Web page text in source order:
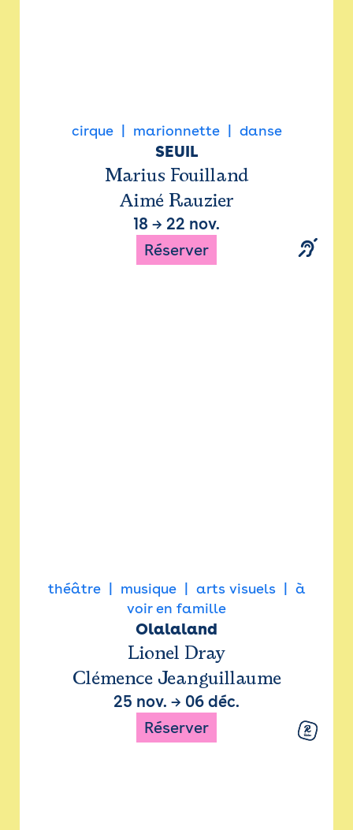
cirque marionnette danse
SEUIL
Marius Fouilland
Aimé Rauzier
18 → 22 nov.
Réserver
théâtre musique arts visuels
à
voir en famille
Olalaland
Lionel Dray
Clémence Jeanguillaume
25 nov. → 06 déc.
Réserver